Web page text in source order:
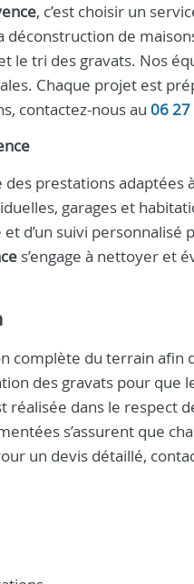
, c’est choisir un
de
le tri des gravats. Nos
Chaque projet est
contactez-nous au 06
des prestations adaptées
garages et
d’un suivi
s’engage à nettoyer et
complète du terrain
des gravats pour que
dans le respect
s’assurent que
un devis détaillé,